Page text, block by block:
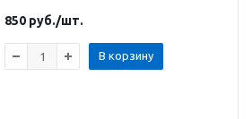
850 руб./шт.
В корзину